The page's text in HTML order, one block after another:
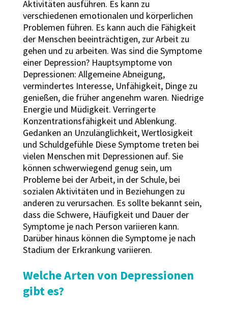
Aktivitäten ausführen. Es kann zu
verschiedenen emotionalen und körperlichen
Problemen führen. Es kann auch die Fähigkeit
der Menschen beeinträchtigen, zur Arbeit zu
gehen und zu arbeiten. Was sind die Symptome
einer Depression? Hauptsymptome von
Depressionen: Allgemeine Abneigung,
vermindertes Interesse, Unfähigkeit, Dinge zu
genießen, die früher angenehm waren. Niedrige
Energie und Müdigkeit. Verringerte
Konzentrationsfähigkeit und Ablenkung.
Gedanken an Unzulänglichkeit, Wertlosigkeit
und Schuldgefühle Diese Symptome treten bei
vielen Menschen mit Depressionen auf. Sie
können schwerwiegend genug sein, um
Probleme bei der Arbeit, in der Schule, bei
sozialen Aktivitäten und in Beziehungen zu
anderen zu verursachen. Es sollte bekannt sein,
dass die Schwere, Häufigkeit und Dauer der
Symptome je nach Person variieren kann.
Darüber hinaus können die Symptome je nach
Stadium der Erkrankung variieren.
Welche Arten von Depressionen
gibt es?